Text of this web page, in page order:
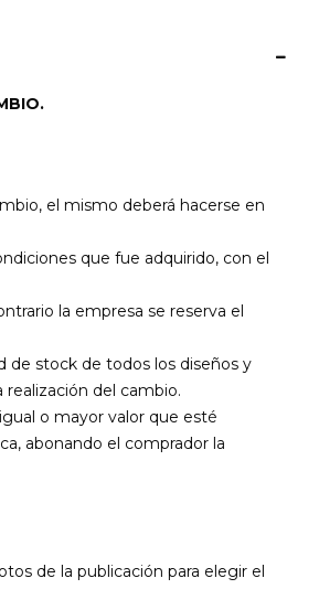
el mismo deberá hacerse en
que fue adquirido, con el
la empresa se reserva el
de stock de todos los diseños y
realización del cambio.
o mayor valor que esté
abonando el comprador la
de la publicación para elegir el